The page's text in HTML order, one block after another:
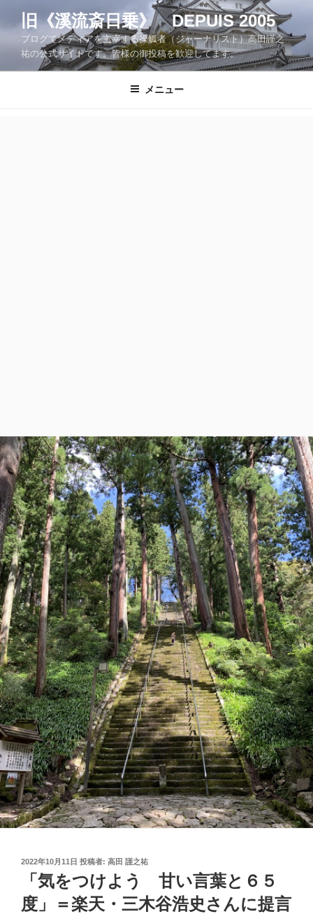
ツ
旧《溪流斎日乗》 DEPUIS 2005
ブログでメディアを主宰する操觚者（ジャーナリスト）高田謹之
祐の公式サイトです。皆様の御投稿を歓迎してます。
メニュー
投
2022年10月11日 投稿者: 高田 謹之祐
「気をつけよう 甘い言葉と６５
度」＝楽天・三木谷浩史さんに提言